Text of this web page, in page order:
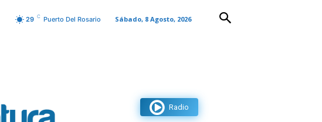
29 C Puerto Del Rosario Sábado, 8 Agosto, 2026
Radio